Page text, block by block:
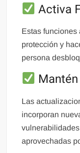
Activa
Estas
protección y
persona
Las
incorporan
aprovechadas